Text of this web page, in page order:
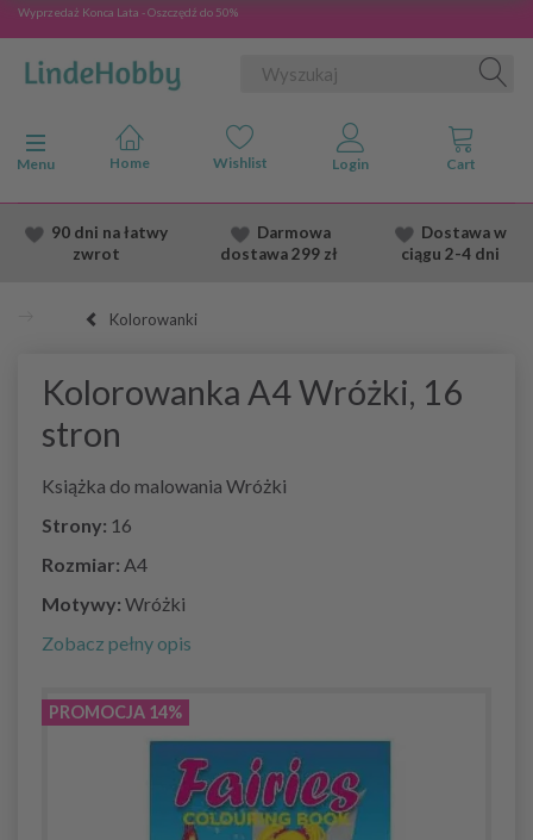
Wyprzedaż Konca Lata - Oszczędź do 50%
Przełącz nawigację
Menu
90 dni na łatwy
zwrot
Darmowa
dostawa299 zł
Dostawaw
ciągu 2-4 dni
Kolorowanki
Kolorowanka A4 Wróżki, 16
stron
Książka do malowania Wróżki
Strony: 16
Rozmiar: A4
Motywy: Wróżki
Zobacz pełny opis
PROMOCJA 14%